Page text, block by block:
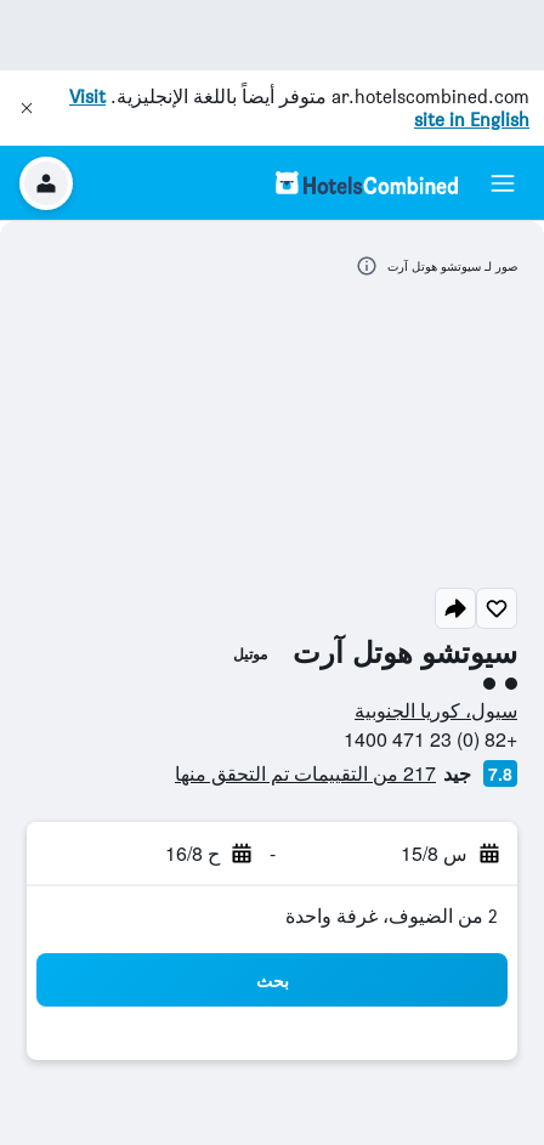
ar.hotelscombined.com متوفر أيضاً باللغة الإنجليزية.Visit
site in English
سيوتشو هوتل آرت موتيل
تقييم فئة 2
سيول، كوريا الجنوبية
+82 (0) 23 471 1400
7.8 جيد 217 من التقييمات تم التحقق منها
س 15/8 - ح 16/8
2 من الضيوف، غرفة واحدة
بحث
صور لـ سيوتشو هوتل آرت